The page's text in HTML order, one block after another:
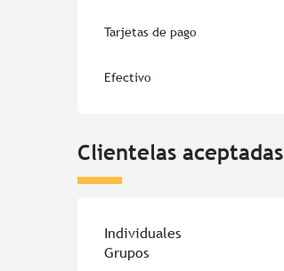
Tarjetas de pago
Efectivo
Clientelas aceptadas
Individuales
Grupos